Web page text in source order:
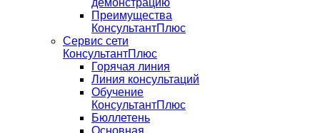
демонстрацию
Преимущества
КонсультантПлюс
Сервис сети
КонсультантПлюс
Горячая линия
Линия консультаций
Обучение
КонсультантПлюс
Бюллетень
Основная